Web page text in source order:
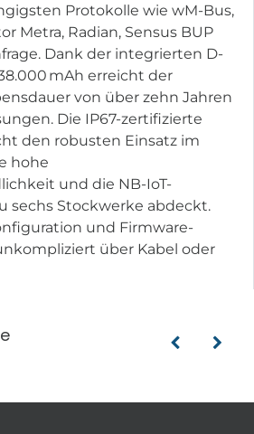
Protokolle wie wM-Bus,
Metra, Radian, Sensus BUP
Dank der integrierten D-
mAh erreicht der
von über zehn Jahren
Die IP67-zertifizierte
den robusten Einsatz im
hohe
und die NB-IoT-
sechs Stockwerke abdeckt.
und Firmware-
über Kabel oder